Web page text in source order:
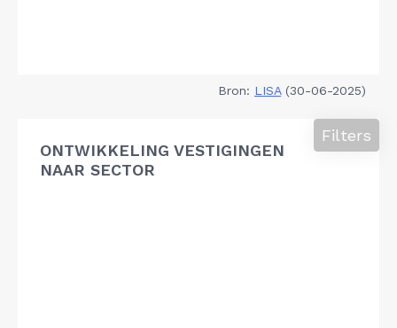
Bron: LISA(30-06-2025)
ONTWIKKELING VESTIGINGEN
NAAR SECTOR
Filters